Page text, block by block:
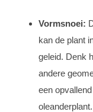
Vormsnoei:
kan de plant
geleid. Denk
andere
een
oleanderplant.